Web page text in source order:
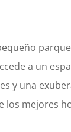
a un
y una
los mejores